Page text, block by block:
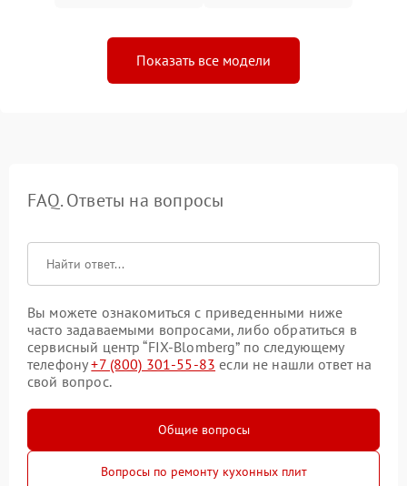
Показать все модели
FAQ. Ответы на вопросы
Вы можете ознакомиться с приведенными ниже
часто задаваемыми вопросами, либо обратиться в
сервисный центр “FIX-Blomberg” по следующему
телефону+7 (800) 301-55-83 если не нашли ответ на
свой вопрос.
Общие вопросы
Вопросы по ремонту кухонных плит